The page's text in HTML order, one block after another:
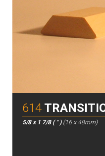
614
5/8 x 1 7/8 ( " )(16 x 48mm)